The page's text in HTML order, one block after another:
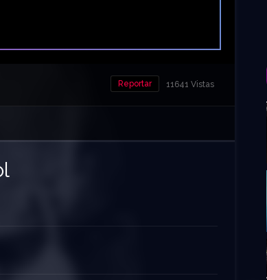
11641 Vistas
Reportar